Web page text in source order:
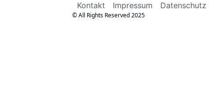
Kontakt Impressum Datenschutz
© All Rights Reserved 2025